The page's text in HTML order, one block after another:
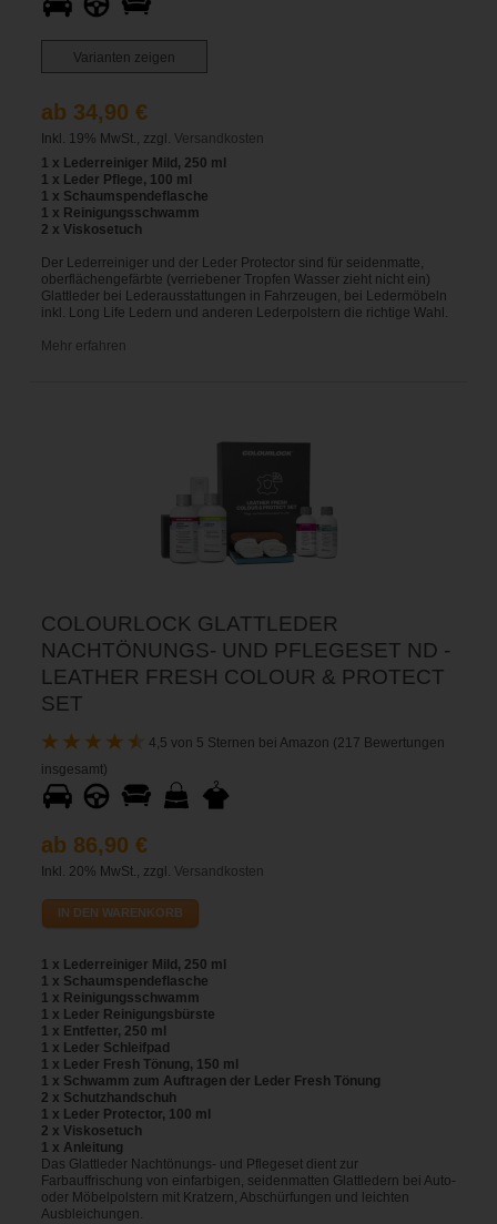
Varianten zeigen
ab 34,90 €
Inkl. 19% MwSt., zzgl. Versandkosten
1 x Lederreiniger Mild, 250 ml
1 x Leder Pflege, 100 ml
1 x Schaumspendeflasche
1 x Reinigungsschwamm
2 x Viskosetuch
Der Lederreiniger und der Leder Protector sind für seidenmatte,
oberflächengefärbte (verriebener Tropfen Wasser zieht nicht ein)
Glattleder bei Lederausstattungen in Fahrzeugen, bei Ledermöbeln
inkl. Long Life Ledern und anderen Lederpolstern die richtige Wahl.
Mehr erfahren
COLOURLOCK GLATTLEDER
NACHTÖNUNGS- UND PFLEGESET ND -
LEATHER FRESH COLOUR & PROTECT
SET
4,5 von 5 Sternen bei Amazon (217 Bewertungen
insgesamt)
ab 86,90 €
Inkl. 20% MwSt., zzgl. Versandkosten
IN DEN WARENKORB
1 x Lederreiniger Mild, 250 ml
1 x Schaumspendeflasche
1 x Reinigungsschwamm
1 x Leder Reinigungsbürste
1 x Entfetter, 250 ml
1 x Leder Schleifpad
1 x Leder Fresh Tönung, 150 ml
1 x Schwamm zum Auftragen der Leder Fresh Tönung
2 x Schutzhandschuh
1 x Leder Protector, 100 ml
2 x Viskosetuch
1 x Anleitung
Das Glattleder Nachtönungs- und Pflegeset dient zur
Farbauffrischung von einfarbigen, seidenmatten Glattledern bei Auto-
oder Möbelpolstern mit Kratzern, Abschürfungen und leichten
Ausbleichungen.